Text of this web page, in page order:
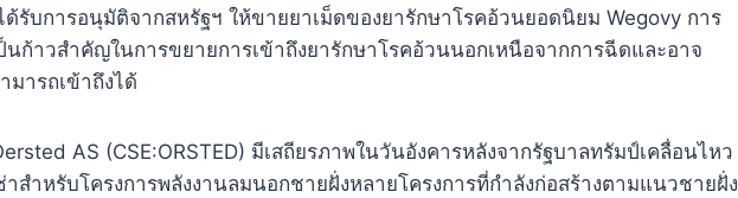
ด้รับการอนุมัติจากสหรัฐฯ ให้ขายยาเม็ดของยารักษาโรคอ้วนยอดนิยม Wegovy การ
นก้าวสําคัญในการขยายการเข้าถึงยารักษาโรคอ้วนนอกเหนือจากการฉีดและอาจ
ารถเข้าถึงได้
AS (CSE:ORSTED) มีเสถียรภาพในวันอังคารหลังจากรัฐบาลทรัมป์เคลื่อนไหว
าสําหรับโครงการพลังงานลมนอกชายฝั่งหลายโครงการที่กําลังก่อสร้างตามแนวชายฝั่ง